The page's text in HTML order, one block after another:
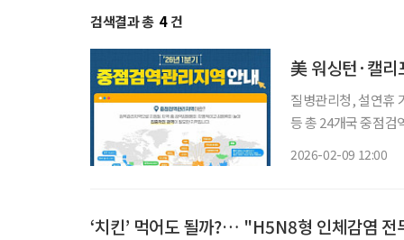
검색결과 총 4 건
질병관리청, 설연휴
등 총 24개국 중점
2026-02-09 12:00
‘치킨’ 먹어도 될까?… "H5N8형 인체감염